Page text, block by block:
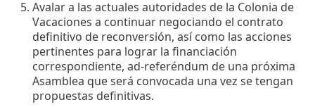
Avalar a las actuales autoridades de la Colonia de
Vacaciones a continuar negociando el contrato
definitivo de reconversión, así como las acciones
pertinentes para lograr la financiación
correspondiente, ad-referéndum de una próxima
Asamblea que será convocada una vez se tengan
propuestas definitivas.